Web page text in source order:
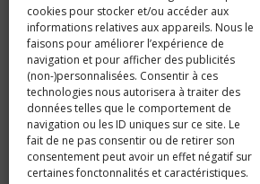
cookies pour stocker et/ou accéder aux
informations relatives aux appareils. Nous le
faisons pour améliorer l’expérience de
navigation et pour afficher des publicités
(non-)personnalisées. Consentir à ces
technologies nous autorisera à traiter des
données telles que le comportement de
navigation ou les ID uniques sur ce site. Le
fait de ne pas consentir ou de retirer son
consentement peut avoir un effet négatif sur
certaines fonctonnalités et caractéristiques.
bon
Plus
— Rédaction